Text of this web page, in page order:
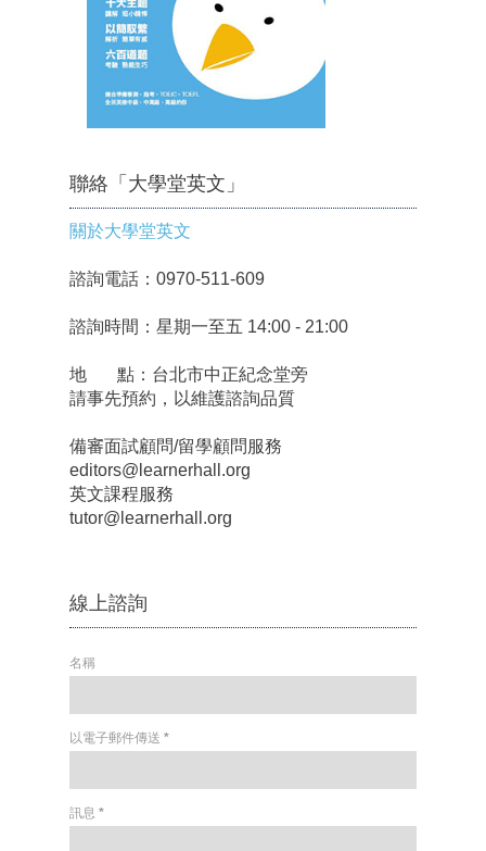
聯絡「大學堂英文」
關於大學堂英文
諮詢電話：0970-511-609
諮詢時間：星期一至五 14:00 - 21:00
地 點：台北市中正紀念堂旁
請事先預約，以維護諮詢品質
備審面試顧問/留學顧問服務
editors@learnerhall.org
英文課程服務
tutor@learnerhall.org
線上諮詢
名稱
以電子郵件傳送 *
訊息 *